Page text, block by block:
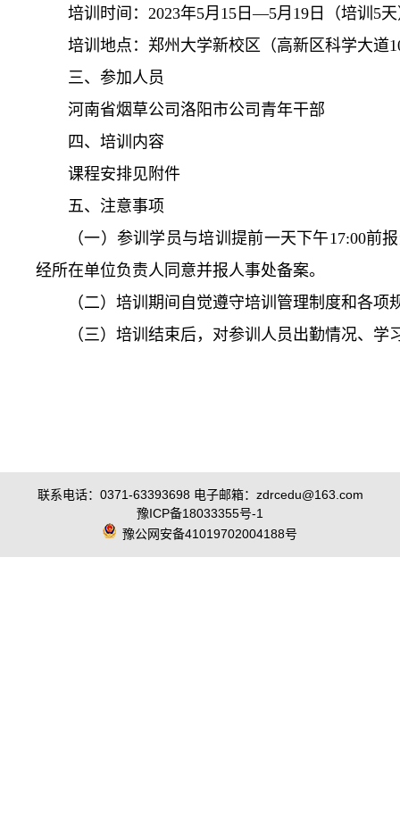
培训时间：2023年5月15日—5月19日（培训5
培训地点：郑州大学新校区（高新区科学大道
三、参加人员
河南省烟草公司洛阳市公司青年干部
四、培训内容
课程安排见附件
五、注意事项
（一）参训学员与培训提前一天下午17:00
经所在单位负责人同意并报人事处备案。
（二）培训期间自觉遵守培训管理制度和各
（三）培训结束后，对参训人员出勤情况、
联系电话：0371-63393698 电子邮箱：zdrcedu@163.com
豫ICP备18033355号-1
豫公网安备41019702004188号